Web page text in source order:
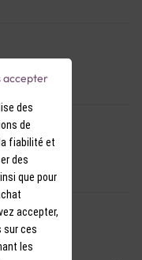
des
de
fiabilité et
des
que pour
accepter,
sur ces
les
accepter